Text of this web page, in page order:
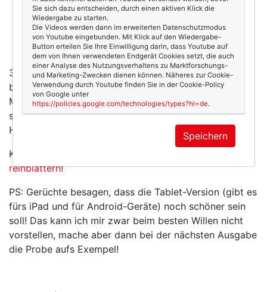
314 Seiten ist sie diesmal stark und wunderbar
betextet, gestaltet und fotografiert! Ein mitreißender
Mix aus Business, DIY, Mode und Lifestyligem. Und
sogar mit einem New-York-Spezial, aus
Hundeperspektive!
Kurz: Ich liebe es! Und ihr müsste un-be-dingt
reinblättern!
PS: Gerüchte besagen, dass die Tablet-Version (gibt es
fürs iPad und für Android-Geräte) noch schöner sein
soll! Das kann ich mir zwar beim besten Willen nicht
vorstellen, mache aber dann bei der nächsten Ausgabe
die Probe aufs Exempel!
Sie sich dazu entscheiden, durch einen aktiven Klick die
Wiedergabe zu starten.
Die Videos werden dann im erweiterten Datenschutzmodus
von Youtube eingebunden. Mit Klick auf den Wiedergabe-
Button erteilen Sie Ihre Einwilligung darin, dass Youtube auf
dem von Ihnen verwendeten Endgerät Cookies setzt, die auch
einer Analyse des Nutzungsverhaltens zu Marktforschungs-
und Marketing-Zwecken dienen können. Näheres zur Cookie-
Verwendung durch Youtube finden Sie in der Cookie-Policy
von Google unter
https://policies.google.com/technologies/types?hl=de.
Speichern